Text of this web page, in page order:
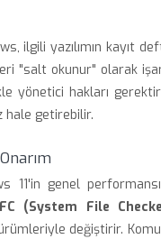
ilgili yazılımın kayıt
"salt okunur" olarak
yönetici hakları
hale getirebilir.
11'in genel
(System File
değiştirir.